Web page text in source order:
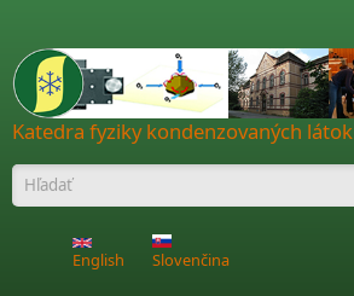
Katedra fyziky kondenzovaných látok
Vyhľadávanie
English Slovenčina